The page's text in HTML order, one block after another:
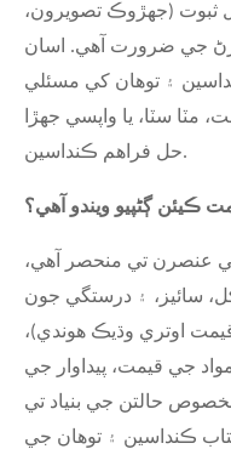
ثبوت (جهڙوڪ تصويرون،
جي ضرورت آهي. اسان
۽ توهان کي مسئلي
سٽا، يا واپسي جهڙا
حل فراهم ڪنداسين.
ڪيئن ڳڻپيو ويندو آهي؟
عنصرن تي منحصر آهي،
سائيز، ۽ درستگي جون
اوتري وڌيڪ هوندي)،
جي قيمت، پيداوار جي
حالتن جي بنياد تي
ڪنداسين ۽ توهان جي